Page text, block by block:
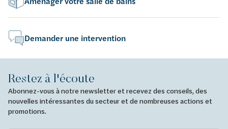
Demander une intervention
Restez à l'écoute
Abonnez-vous à notre newsletter et recevez des conseils, des
nouvelles intéressantes du secteur et de nombreuses actions et
promotions.